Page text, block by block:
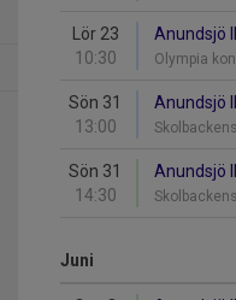
Lör 23
10:30
Anundsjö
Olympia
Sön 31
13:00
Anundsjö
Sön 31
14:30
Anundsjö
Juni